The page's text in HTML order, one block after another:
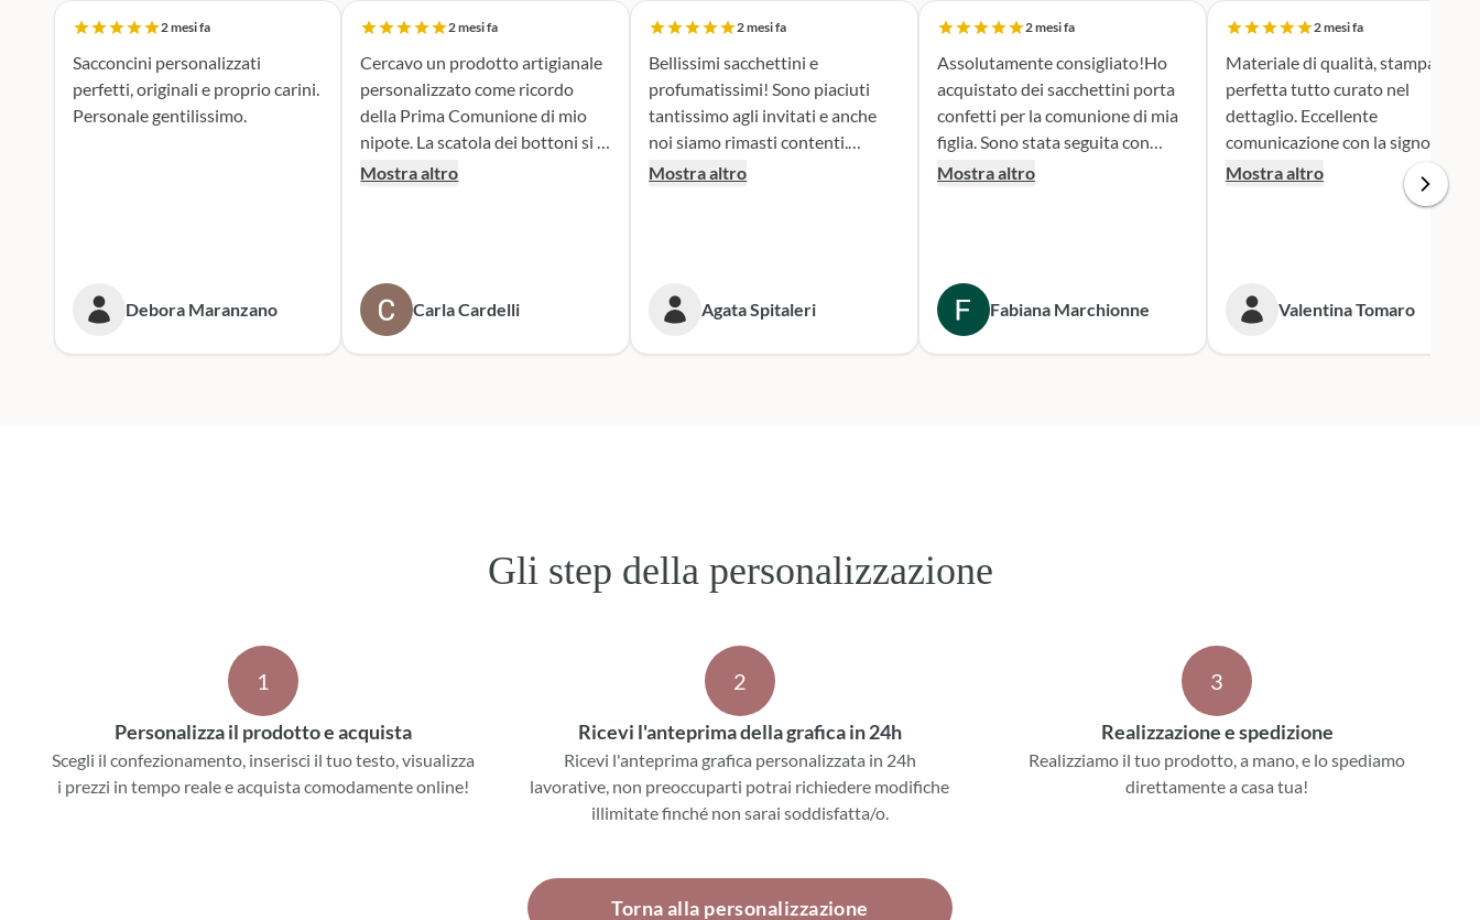
2 mesi fa
Sacconcini personalizzati
perfetti, originali e proprio carini.
Personale gentilissimo.
Debora Maranzano
2 mesi fa
Cercavo un prodotto artigianale
personalizzato come ricordo
della Prima Comunione di mio
nipote. La scatola dei bottoni si è
rivelata la scelta perfetta. Il
tenero e accattivante e ne sono
entusiasta. Mi rivolgerò
sicuramente a loro per le
Mostra altro
Carla Cardelli
2 mesi fa
Bellissimi sacchettini e
profumatissimi! Sono piaciuti
tantissimo agli invitati e anche
noi siamo rimasti contenti.
Consigliato!
Mostra altro
Agata Spitaleri
2 mesi fa
Assolutamente consigliato!Ho
acquistato dei sacchettini porta
confetti per la comunione di mia
figlia. Sono stata seguita con
attenzione e serietà nella scelta e
Consegna puntualissima
secondo i tempi stabiliti.
Sicuramente mi rivolgerò a loro
Mostra altro
Fabiana Marchionne
2 mesi fa
Materiale di qualità, stampa
perfetta tutto curato nel
dettaglio. Eccellente
comunicazione con la signora
Silvia per qualsiasi cambiamento
nella produzione e nel dare
Mostra altro
Valentina Tomaro
Gli step della personalizzazione
1
Personalizza il prodotto e acquista
Scegli il confezionamento, inserisci il tuo testo, visualizza
i prezzi in tempo reale e acquista comodamente online!
2
Ricevi l'anteprima della grafica in 24h
Ricevi l'anteprima grafica personalizzata in 24h
lavorative, non preoccuparti potrai richiedere modifiche
illimitate finché non sarai soddisfatta/o.
3
Realizzazione e spedizione
Realizziamo il tuo prodotto, a mano, e lo spediamo
direttamente a casa tua!
Torna alla personalizzazione